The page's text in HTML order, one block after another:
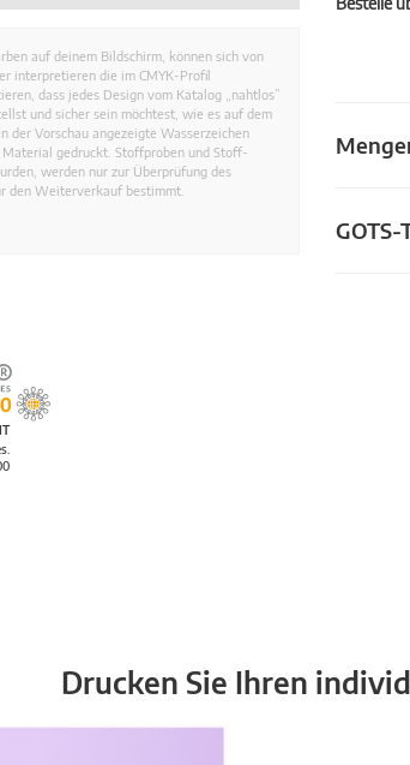
auf deinem Bildschirm, können sich von
interpretieren die im CMYK-Profil
dass jedes Design vom Katalog „nahtlos”
und sicher sein möchtest, wie es auf dem
der Vorschau angezeigte Wasserzeichen
gedruckt. Stoffproben und Stoff-
werden nur zur Überprüfung des
den Weiterverkauf bestimmt.
Drucken Sie Ihren